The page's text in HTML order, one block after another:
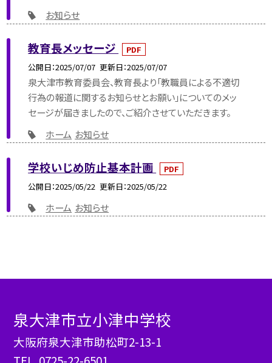
お知らせ
教育長メッセージ
PDF
公開日 2025/07/07 更新日 2025/07/07
泉大津市教育委員会、教育長より「教職員による不適切
行為の報道に関するお知らせとお願い」についてのメッ
セージが届きましたので、ご紹介させていただきます。
ホーム お知らせ
学校いじめ防止基本計画
PDF
公開日 2025/05/22 更新日 2025/05/22
ホーム お知らせ
泉大津市立小津中学校
大阪府泉大津市助松町2-13-1